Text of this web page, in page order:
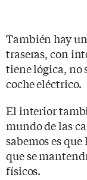
También hay
traseras, con
tiene lógica, no
coche eléctrico.
El interior
mundo de las
sabemos es
que se
físicos.